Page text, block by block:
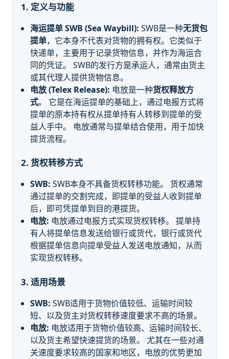
1. 定义与功能
海运提单 SWB (Sea Waybill): SWB是一种无货包
提单，它本身不代表对货物的拥有权。它类似于
快递单，主要用于记录货物信息，并作为海运合
同的凭证。 SWB的发行方是承运人，通常由货主
或其代理人提供货物信息。
电放 (Telex Release): 电放是一种货权释放方
式。 它是在海运提单的基础上，通过电报方式将
提单的原本持有权从提单持有人转移到提单的受
益人手中。 电放通常与提单结合使用，用于加快
提货流程。
2. 货权转移方式
SWB: SWB本身不具备货权转移功能。 货权通常
通过提单的交割完成，即提单的受益人收到提单
后，即可凭提单到目的港提货。
电放: 电放通过电报方式实现货权转移。 提单持
有人将提单信息发送给银行或货代，银行或货代
根据提单信息向提单受益人发送电放通知，从而
实现货权转移。
3. 适用场景
SWB: SWB适用于货物价值较低、运输时间较
短、以及货主对货权转移速度要求不高的场景。
电放: 电放适用于货物价值较高、运输时间较长、
以及货主希望快速提货的场景。 尤其在一些对通
关速度要求较高的国家和地区，电放的优势更加